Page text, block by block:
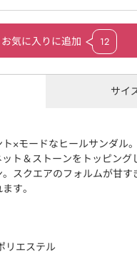
お気に入りに追加 12
サイ
×モードなヒールサンダル
ト＆ストーンをトッピング
スクエアのフォルムが甘す
す。
リエステル